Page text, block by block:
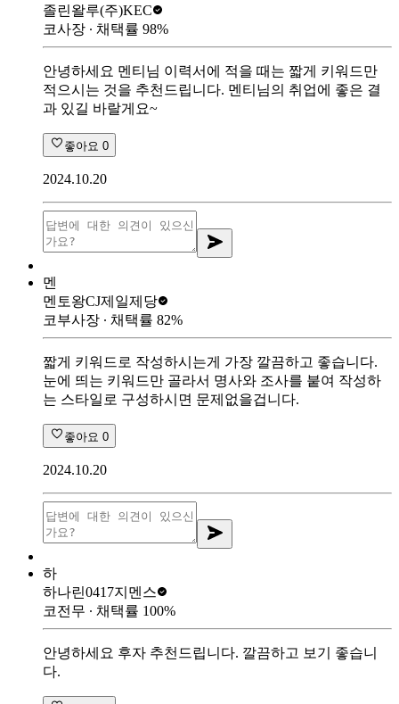
졸린왈루(주)KEC
코사장 ∙ 채택률 98%
안녕하세요 멘티님 이력서에 적을 때는 짧게 키워드만
적으시는 것을 추천드립니다. 멘티님의 취업에 좋은 결
과 있길 바랄게요~
좋아요 0
2024.10.20
멘
멘토왕CJ제일제당
코부사장 ∙ 채택률 82%
짧게 키워드로 작성하시는게 가장 깔끔하고 좋습니다.
눈에 띄는 키워드만 골라서 명사와 조사를 붙여 작성하
는 스타일로 구성하시면 문제없을겁니다.
좋아요 0
2024.10.20
하
하나린0417지멘스
코전무 ∙ 채택률 100%
안녕하세요 후자 추천드립니다. 깔끔하고 보기 좋습니
다.